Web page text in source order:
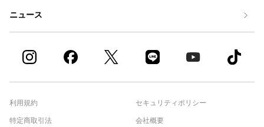
ニュース
利用規約
特定商取引法
セキュリティポリシー
会社概要